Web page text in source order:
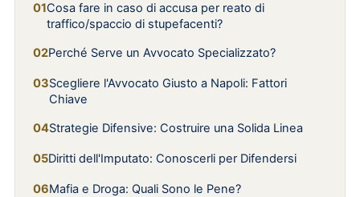
Cosa fare in caso di accusa per reato di
traffico/spaccio di stupefacenti?
Perché Serve un Avvocato Specializzato?
Scegliere l'Avvocato Giusto a Napoli: Fattori
Chiave
Strategie Difensive: Costruire una Solida Linea
Diritti dell'Imputato: Conoscerli per Difendersi
Mafia e Droga: Quali Sono le Pene?